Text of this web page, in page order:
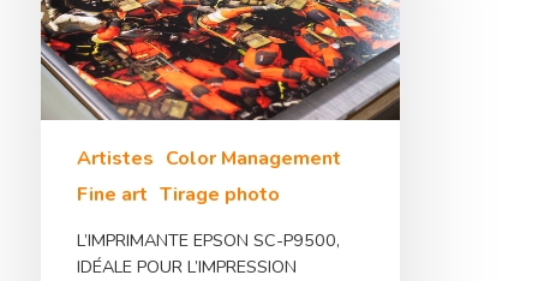
Artistes Color Management
Fine art Tirage photo
L’IMPRIMANTE EPSON SC-P9500,
IDÉALE POUR L’IMPRESSION